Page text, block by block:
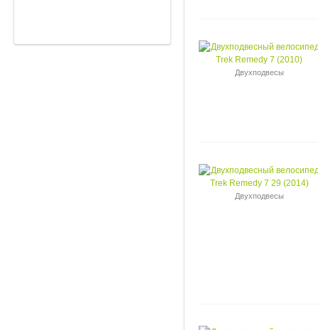
Двухподвесы
Двухподвесы